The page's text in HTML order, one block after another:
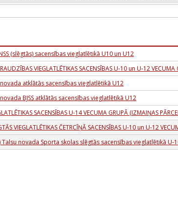
(slēgtās) sacensības vieglatlētikā U10 un U12
VIEGLATLĒTIKAS SACENSĪBAS U-10 un U-12 VECUMA
atklātās sacensības vieglatlētikā U12
BJSS atklātās sacensības vieglatlētikā U12
SACENSĪBAS U-14 VECUMA GRUPĀ (IZMAIŅAS
VIEGLATLĒTIKAS ČETRCĪŅĀ SACENSĪBAS U-10 un U-12
Talsu novada Sporta skolas slēgtās sacensības vieglatlētikā